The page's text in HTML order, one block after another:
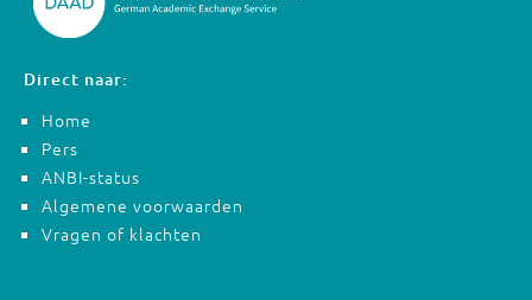
Direct naar:
Home
Pers
ANBI-status
Algemene voorwaarden
Vragen of klachten